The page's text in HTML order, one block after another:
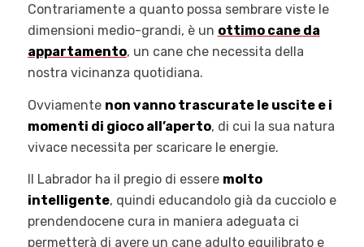
Contrariamente a quanto possa sembrare viste le
dimensioni medio-grandi, è un ottimo cane da
appartamento, un cane che necessita della
nostra vicinanza quotidiana.
Ovviamente non vanno trascurate le uscite e i
momenti di gioco all’aperto, di cui la sua natura
vivace necessita per scaricare le energie.
Il Labrador ha il pregio di essere molto
intelligente, quindi educandolo già da cucciolo e
prendendocene cura in maniera adeguata ci
permetterà di avere un cane adulto equilibrato e